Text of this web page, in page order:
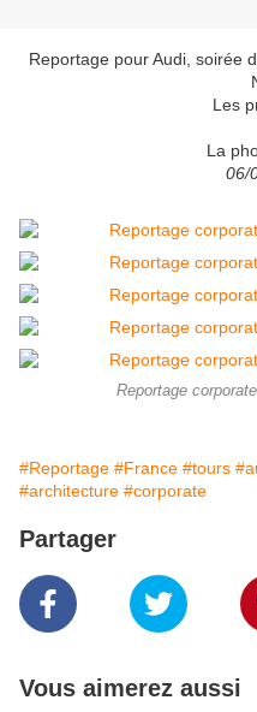
Reportage pour Audi, soirée
Les
La
06/
Reportage
#Reportage #France #tours
#architecture #corporate
Partager
Vous aimerez aussi